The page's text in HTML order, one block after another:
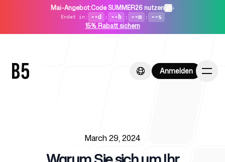
Mai-Angebot:Code SUMMER26 nutzen •
Endet in : --d : --h : --m : --s
15% Rabatt sichern
Anmelden
Anmelden
March 29, 2024